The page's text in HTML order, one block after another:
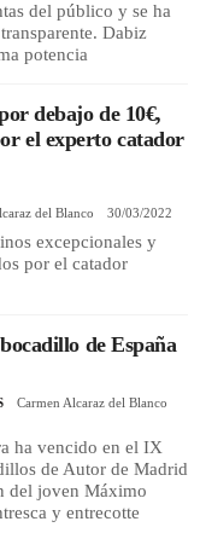
del público y se ha
Dabiz
potencia
debajo de 10€,
el experto catador
del Blanco
30/03/2022
excepcionales y
por el catador
de España
Carmen Alcaraz del Blanco
ha vencido en el IX
de Autor de Madrid
del joven Máximo
y entrecotte